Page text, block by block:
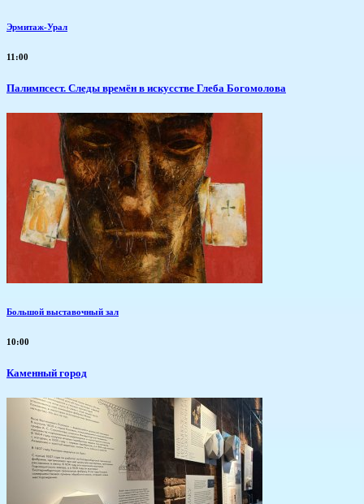
Эрмитаж-Урал
11:00
Палимпсест. Следы времён в искусстве Глеба Богомолова
Большой выставочный зал
10:00
Каменный город